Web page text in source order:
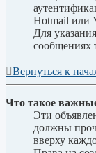
Hotmail или
Для
сообщениях
Вернуться к
Что такое
Эти
должны
вверху